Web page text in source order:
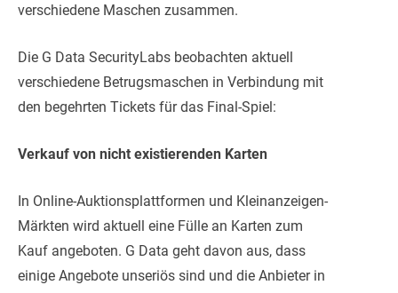
verschiedene Maschen zusammen.
Die G Data SecurityLabs beobachten aktuell
verschiedene Betrugsmaschen in Verbindung mit
den begehrten Tickets für das Final-Spiel:
Verkauf von nicht existierenden Karten
In Online-Auktionsplattformen und Kleinanzeigen-
Märkten wird aktuell eine Fülle an Karten zum
Kauf angeboten. G Data geht davon aus, dass
einige Angebote unseriös sind und die Anbieter in